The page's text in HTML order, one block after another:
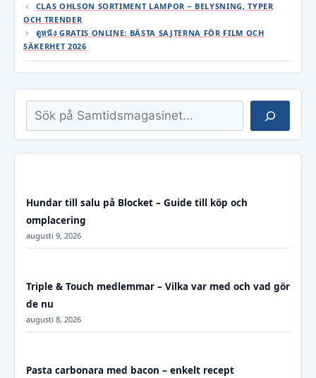
CLAS OHLSON SORTIMENT LAMPOR – BELYSNING, TYPER
OCH TRENDER
ดูหนัง GRATIS ONLINE: BÄSTA SAJTERNA FÖR FILM OCH
SÄKERHET 2026
Sök
Hundar till salu på Blocket – Guide till köp och
omplacering
augusti 9, 2026
Triple & Touch medlemmar – Vilka var med och vad gör
de nu
augusti 8, 2026
Pasta carbonara med bacon – enkelt recept